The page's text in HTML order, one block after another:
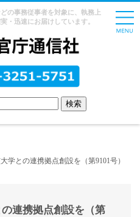
の事務従事者を対象に、執務上
・迅速にお届けしています。
学との連携拠点創設を（第9101号）
連携拠点創設を（第